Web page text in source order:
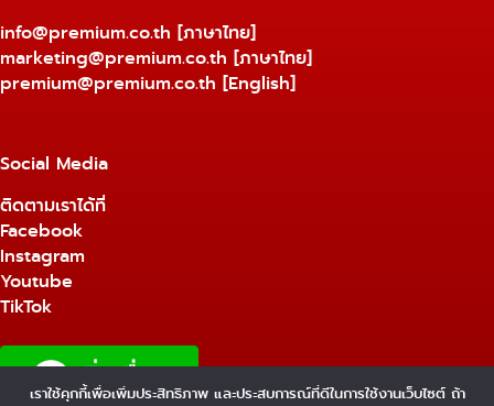
info@premium.co.th [ภาษาไทย]
marketing@premium.co.th [ภาษาไทย]
premium@premium.co.th [English]
Social Media
ติดตามเราได้ที่
Facebook
Instagram
Youtube
TikTok
เราใช้คุกกี้เพื่อเพิ่มประสิทธิภาพ และประสบการณ์ที่ดีในการใช้งานเว็บไซต์ ถ้า
1